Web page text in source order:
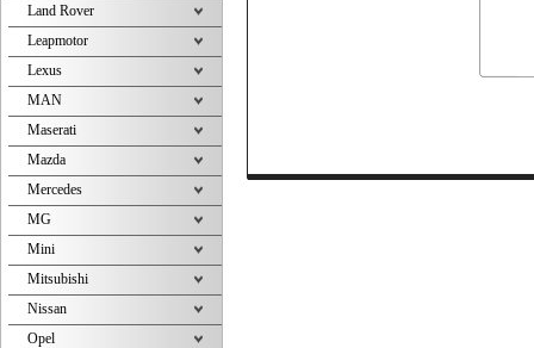
Land Rover
Leapmotor
Lexus
MAN
Maserati
Mazda
Mercedes
MG
Mini
Mitsubishi
Nissan
Opel